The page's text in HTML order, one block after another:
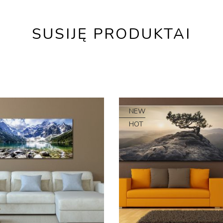
SUSIJĘ PRODUKTAI
NEW
HOT